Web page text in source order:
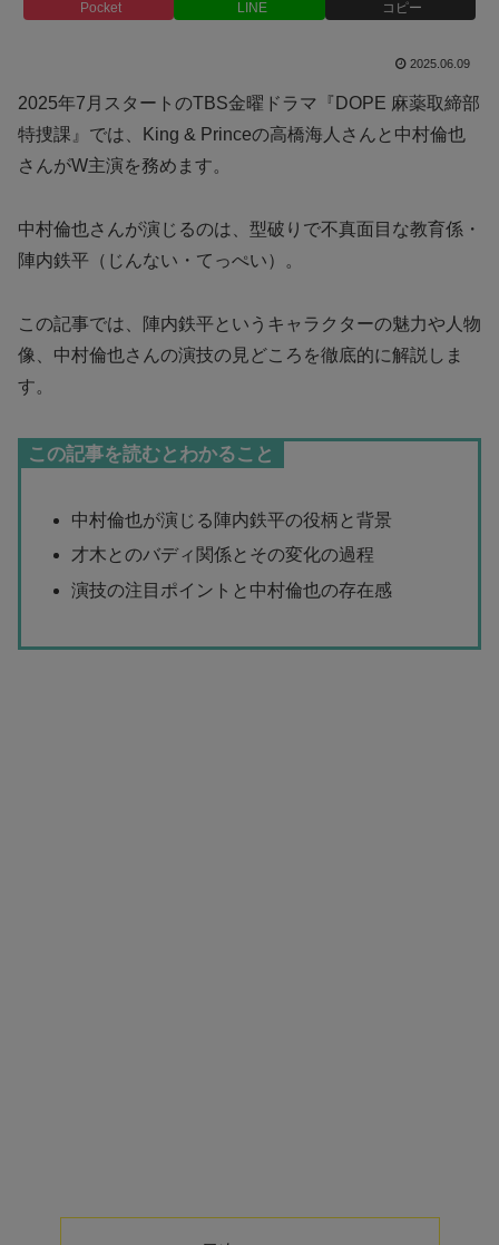
Pocket LINE コピー
2025.06.09
2025年7月スタートのTBS金曜ドラマ『DOPE 麻薬取締部
特捜課』では、King & Princeの高橋海人さんと中村倫也
さんがW主演を務めます。
中村倫也さんが演じるのは、型破りで不真面目な教育係・
陣内鉄平（じんない・てっぺい）。
この記事では、陣内鉄平というキャラクターの魅力や人物
像、中村倫也さんの演技の見どころを徹底的に解説しま
す。
この記事を読むとわかること
中村倫也が演じる陣内鉄平の役柄と背景
才木とのバディ関係とその変化の過程
演技の注目ポイントと中村倫也の存在感